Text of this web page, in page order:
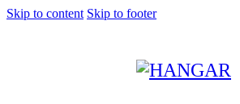
Skip to content Skip to footer